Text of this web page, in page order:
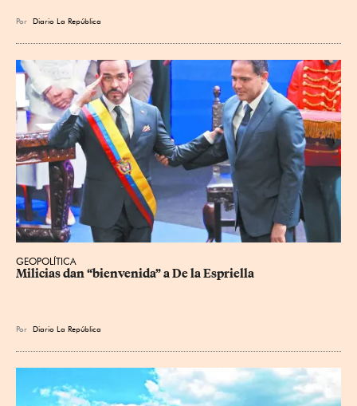
Por Diario La República
GEOPOLÍTICA
Milicias dan “bienvenida” a De la Espriella
Por Diario La República